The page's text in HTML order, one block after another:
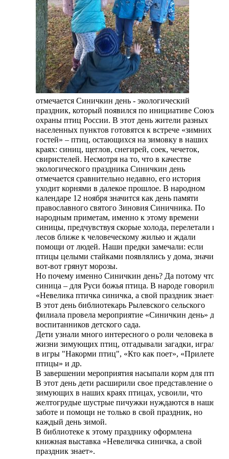
отмечается Синичкин день - экологический
праздник, который появился по инициативе Союза
охраны птиц России. В этот день жители разных
населенных пунктов готовятся к встрече «зимних
гостей» – птиц, остающихся на зимовку в наших
краях: синиц, щеглов, снегирей, соек, чечеток,
свиристелей. Несмотря на то, что в качестве
экологического праздника Синичкин день
отмечается сравнительно недавно, его история
уходит корнями в далекое прошлое. В народном
календаре 12 ноября значится как день памяти
православного святого Зиновия Синичника. По
народным приметам, именно к этому времени
синицы, предчувствуя скорые холода, перелетали из
лесов ближе к человеческому жилью и ждали
помощи от людей. Наши предки замечали: если
птицы целыми стайками появлялись у дома, значит,
вот-вот грянут морозы.
Но почему именно Синичкин день? Да потому что,
синица – для Руси божья птица. В народе говорили:
«Невелика птичка синичка, а свой праздник знает».
В этот день библиотекарь Рылевского сельского
филиала провела мероприятие «Синичкин день» для
воспитанников детского сада.
Дети узнали много интересного о роли человека в
жизни зимующих птиц, отгадывали загадки, играли
в игры "Накорми птиц", «Кто как поет», «Прилетели
птицы» и др.
В завершении мероприятия насыпали корм для птиц.
В этот день дети расширили свое представление о
зимующих в наших краях птицах, усвоили, что
желтогрудые шустрые пичужки нуждаются в нашей
заботе и помощи не только в свой праздник, но
каждый день зимой.
В библиотеке к этому празднику оформлена
книжная выставка «Невеличка синичка, а свой
праздник знает».